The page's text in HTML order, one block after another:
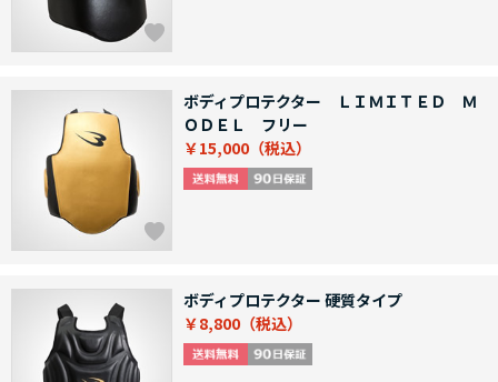
ボディプロテクター ＬＩＭＩＴＥＤ Ｍ
ＯＤＥＬ フリー
￥15,000
ボディプロテクター 硬質タイプ
￥8,800